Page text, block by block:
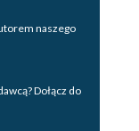
naszego
Dołącz do